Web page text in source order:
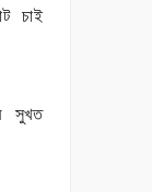
চাই
সুখত